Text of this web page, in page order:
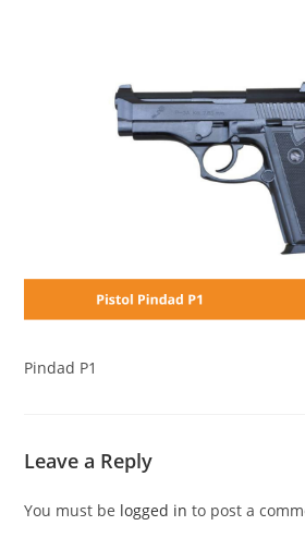
Pindad P1
Leave a Reply
You must be logged in to post a